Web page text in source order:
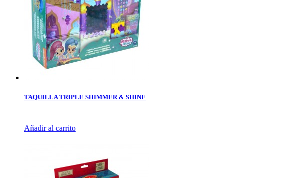
TAQUILLA TRIPLE SHIMMER & SHINE
Añadir al carrito